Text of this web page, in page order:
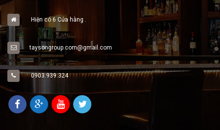
Hiện có 6 Cửa hàng .
taysongroup.com@gmail.com
0903.939.324